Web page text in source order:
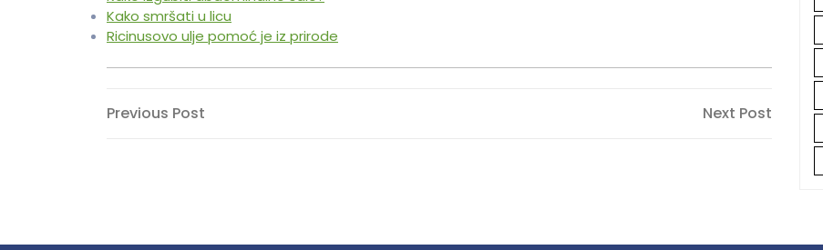
Kako smršati u licu
Ricinusovo ulje pomoć je iz prirode
Navigacija
Previous
Previous Post Next Post